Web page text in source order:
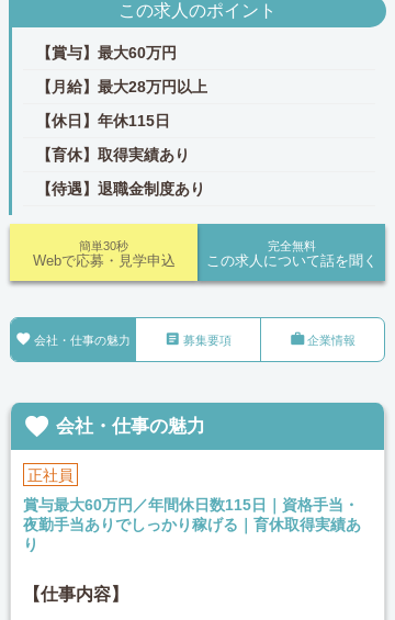
この求人のポイント
【賞与】最大60万円
【月給】最大28万円以上
【休日】年休115日
【育休】取得実績あり
【待遇】退職金制度あり
完全無料
この求人について話を聞く
簡単30秒
Webで応募・見学申込
 会社・仕事の魅力  募集要項 企業情報
 会社・仕事の魅力
正社員
賞与最大60万円／年間休日数115日｜資格手当・
夜勤手当ありでしっかり稼げる｜育休取得実績あ
り
【仕事内容】